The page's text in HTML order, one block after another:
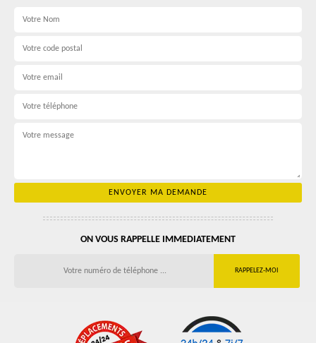
ON VOUS RAPPELLE IMMEDIATEMENT